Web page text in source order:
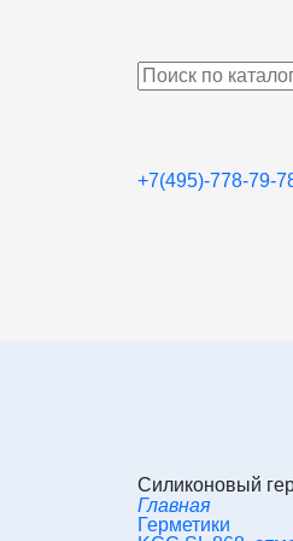
+7(495)-778-79-
Силиконовый
Главная
Герметики